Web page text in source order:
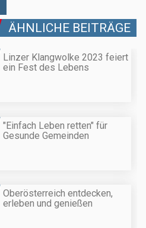
ÄHNLICHE BEITRÄGE
Linzer Klangwolke 2023 feiert
ein Fest des Lebens
"Einfach Leben retten" für
Gesunde Gemeinden
Oberösterreich entdecken,
erleben und genießen